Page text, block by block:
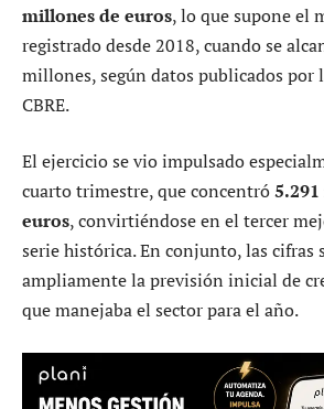
millones de euros, lo que supone el
registrado desde 2018, cuando se
millones, según datos publicados por
CBRE.
El ejercicio se vio impulsado
cuarto trimestre, que concentró
euros, convirtiéndose en el tercer
serie histórica. En conjunto, las cifras
ampliamente la previsión inicial de
que manejaba el sector para el año.